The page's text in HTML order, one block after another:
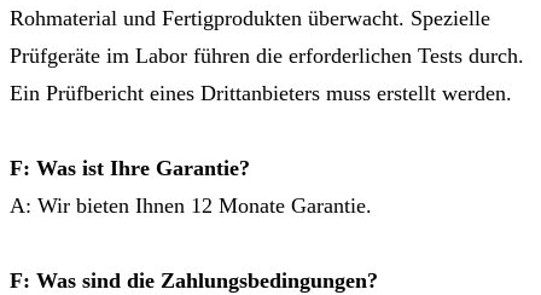
Rohmaterial und Fertigprodukten überwacht. Spezielle
Prüfgeräte im Labor führen die erforderlichen Tests durch.
Ein Prüfbericht eines Drittanbieters muss erstellt werden.
F: Was ist Ihre Garantie?
A: Wir bieten Ihnen 12 Monate Garantie.
F: Was sind die Zahlungsbedingungen?